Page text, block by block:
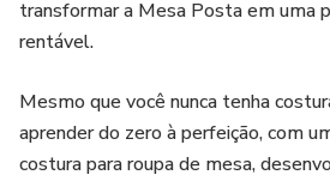
transformar a Mesa Posta em uma
rentável.
Mesmo que você nunca tenha
aprender do zero à perfeição, com
costura para roupa de mesa,